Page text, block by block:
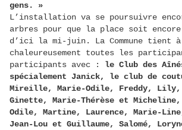
gens. »
L’installation va se poursuivre
arbres pour que la place soit encore
d’ici la mi-juin. La Commune tient
chaleureusement toutes les
participants avec : le Club des
spécialement Janick, le club de
Mireille, Marie-Odile, Freddy, Lily,
Ginette, Marie-Thérèse et
Odile, Martine, Laurence, Marie-
Jean-Lou et Guillaume, Salomé,